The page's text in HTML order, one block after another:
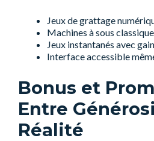
Jeux de grattage
Machines à sous
Jeux instantanés avec
Interface accessible
Bonus et
Entre
Réalité